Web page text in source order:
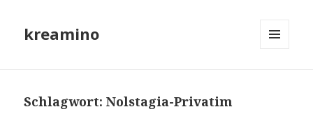
kreamino
Schlagwort:Nolstagia-Privatim